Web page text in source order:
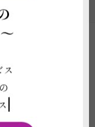
ギフト・通販
スフラワー®
ワー®では、お祝
ないお花（プリザ
ス